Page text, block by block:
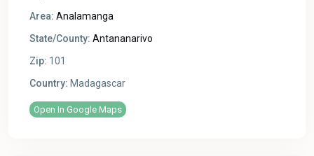
Area: Analamanga
State/County: Antananarivo
Zip: 101
Country: Madagascar
Open In Google Maps